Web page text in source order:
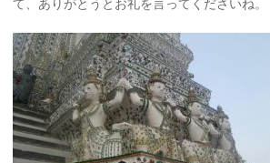
て、ありがとうとお礼を言ってくださいね。